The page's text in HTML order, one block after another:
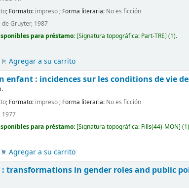
; Formato: impreso; Forma literaria: No es ficción
de Gruyter, 1987
para préstamo: [Signatura topográfica: Part-TRE](1).
Agregar a su carrito
enfant : incidences sur les conditions de vie
; Formato: impreso; Forma literaria: No es ficción
1977
para préstamo: [Signatura topográfica: Fills(44)-MON]
Agregar a su carrito
transformations in gender roles and public